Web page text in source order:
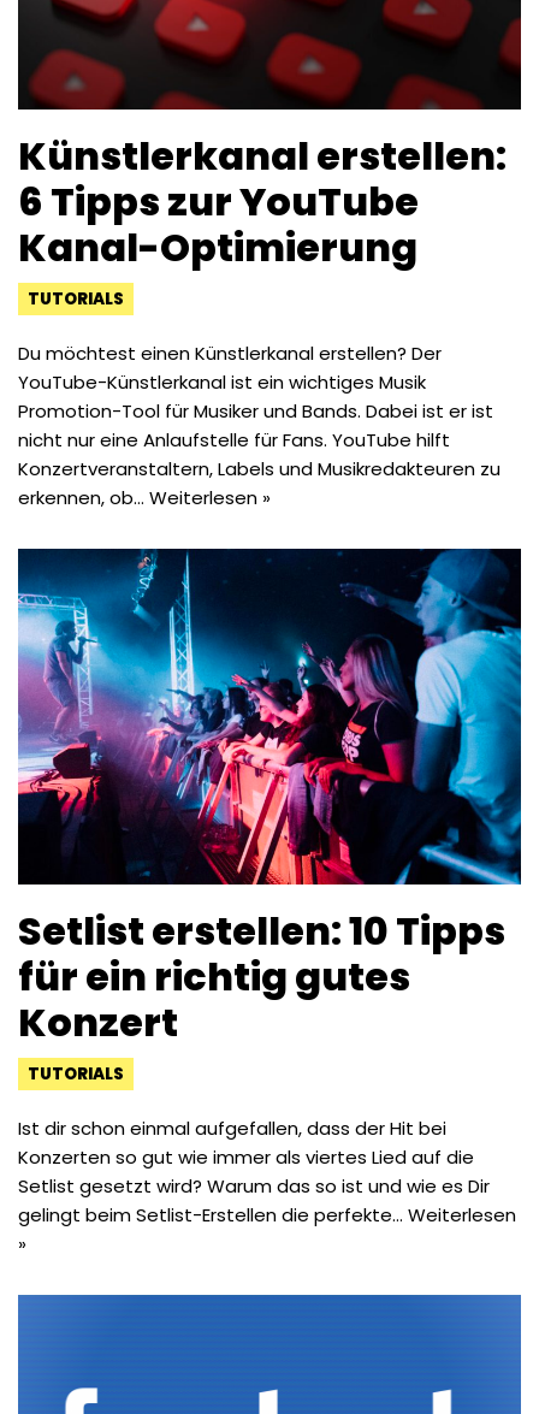
Künstlerkanal erstellen:
6 Tipps zur YouTube
Kanal-Optimierung
TUTORIALS
Du möchtest einen Künstlerkanal erstellen? Der
YouTube-Künstlerkanal ist ein wichtiges Musik
Promotion-Tool für Musiker und Bands. Dabei ist er ist
nicht nur eine Anlaufstelle für Fans. YouTube hilft
Konzertveranstaltern, Labels und Musikredakteuren zu
erkennen, ob… Weiterlesen »
Setlist erstellen: 10 Tipps
für ein richtig gutes
Konzert
TUTORIALS
Ist dir schon einmal aufgefallen, dass der Hit bei
Konzerten so gut wie immer als viertes Lied auf die
Setlist gesetzt wird? Warum das so ist und wie es Dir
gelingt beim Setlist-Erstellen die perfekte… Weiterlesen
»